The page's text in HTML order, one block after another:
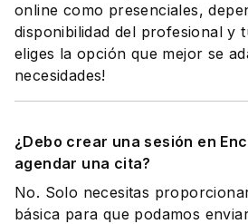
online como presenciales,
disponibilidad del profesional y
eliges la opción que mejor se
necesidades!
¿Debo crear una sesión en
agendar una cita?
No. Solo necesitas
básica para que podamos